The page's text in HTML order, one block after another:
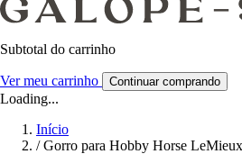
Subtotal do carrinho
Ver meu carrinho Continuar comprando
Loading...
Início
/ Gorro para Hobby Horse LeMieux